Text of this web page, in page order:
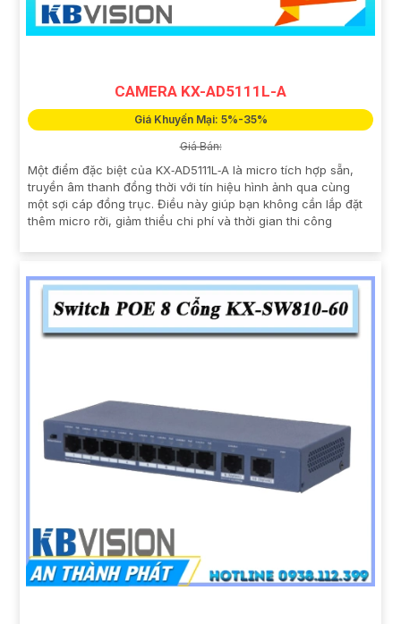
CAMERA KX-AD5111L-A
Giá Khuyến Mại: 5%-35%
Giá Bán:
Một điểm đặc biệt của KX‑AD5111L‑A là micro tích hợp sẵn,
truyền âm thanh đồng thời với tín hiệu hình ảnh qua cùng
một sợi cáp đồng trục. Điều này giúp bạn không cần lắp đặt
thêm micro rời, giảm thiểu chi phí và thời gian thi công